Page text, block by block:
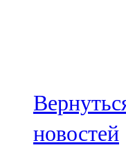
100,3 FM
Зәй
106,6 FM
новостей